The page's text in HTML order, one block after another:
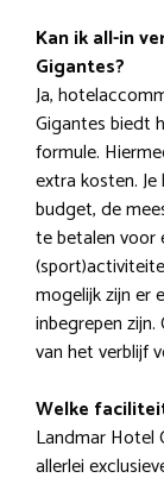
Kan ik all-in
Gigantes?
Ja,
Gigantes biedt
formule.
extra kosten.
budget, de
te betalen voor
mogelijk zijn er
inbegrepen
van het verblijf
Welke
Landmar Hotel
allerlei